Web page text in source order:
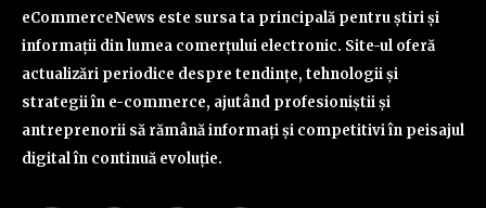
eCommerceNews este sursa ta principală pentru știri și
informații din lumea comerțului electronic. Site-ul oferă
actualizări periodice despre tendințe, tehnologii și
strategii în e-commerce, ajutând profesioniștii și
antreprenorii să rămână informați și competitivi în peisajul
digital în continuă evoluție.